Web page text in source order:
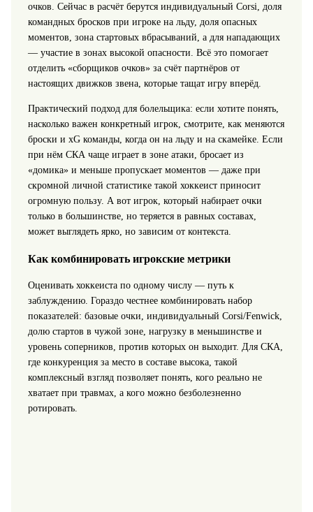
очков. Сейчас в расчёт берутся индивидуальный Corsi, доля
командных бросков при игроке на льду, доля опасных
моментов, зона стартовых вбрасываний, а для нападающих
— участие в зонах высокой опасности. Всё это помогает
отделить «сборщиков очков» за счёт партнёров от
настоящих движков звена, которые тащат игру вперёд.
Практический подход для болельщика: если хотите понять,
насколько важен конкретный игрок, смотрите, как меняются
броски и xG команды, когда он на льду и на скамейке. Если
при нём СКА чаще играет в зоне атаки, бросает из
«домика» и меньше пропускает моментов — даже при
скромной личной статистике такой хоккеист приносит
огромную пользу. А вот игрок, который набирает очки
только в большинстве, но теряется в равных составах,
может выглядеть ярко, но зависим от контекста.
Как комбинировать игрокские метрики
Оценивать хоккеиста по одному числу — путь к
заблуждению. Гораздо честнее комбинировать набор
показателей: базовые очки, индивидуальный Corsi/Fenwick,
долю стартов в чужой зоне, нагрузку в меньшинстве и
уровень соперников, против которых он выходит. Для СКА,
где конкуренция за место в составе высока, такой
комплексный взгляд позволяет понять, кого реально не
хватает при травмах, а кого можно безболезненно
ротировать.